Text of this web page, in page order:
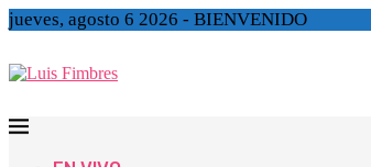
jueves, agosto 6 2026 - BIENVENIDO